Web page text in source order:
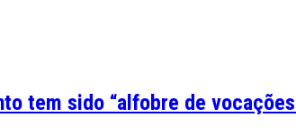
tem sido “alfobre de